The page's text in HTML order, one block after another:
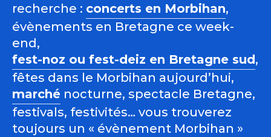
recherche : concerts en Morbihan,
évènements en Bretagne ce week-
end,
fest-noz ou fest-deiz en Bretagne sud,
fêtes dans le Morbihan aujourd’hui,
marché nocturne, spectacle Bretagne,
festivals, festivités… vous trouverez
toujours un « évènement Morbihan »